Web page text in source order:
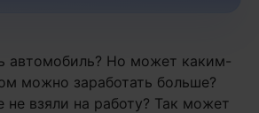
автомобиль? Но может каким-
можно заработать больше?
не взяли на работу? Так может